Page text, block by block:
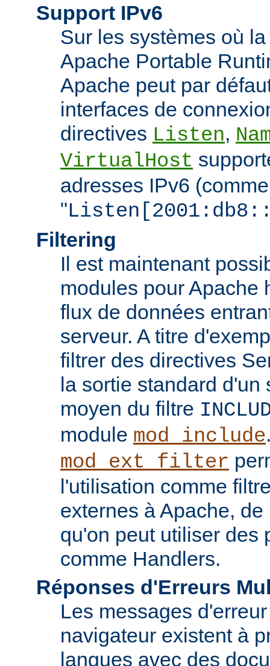
Support IPv6
Sur les systèmes où
Apache Portable
Apache peut par
interfaces de
directives Listen,
VirtualHost
adresses IPv6
"
Filtering
Il est maintenant
modules pour Apache
flux de données
serveur. A titre
filtrer des directives
la sortie standard d'un
moyen du filtre
module mod_include
mod_ext_filter
l'utilisation comme
externes à Apache,
qu'on peut utiliser des
comme Handlers.
Réponses d'Erreurs
Les messages
navigateur existent à
langues avec des